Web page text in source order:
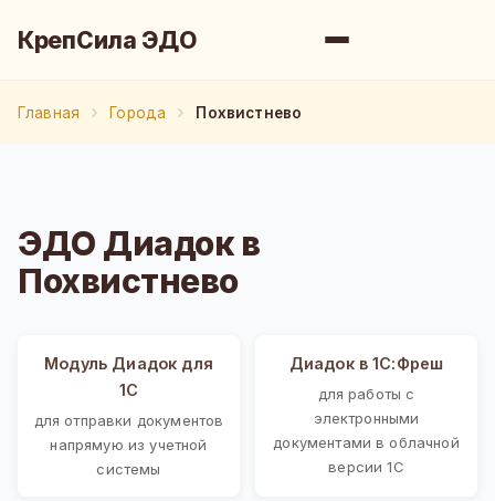
КрепСила ЭДО
Главная Города Похвистнево
ЭДО Диадок в
Похвистнево
Модуль Диадок для
1С
для отправки документов
напрямую из учетной
системы
Диадок в 1С:Фреш
для работы с
электронными
документами в облачной
версии 1С